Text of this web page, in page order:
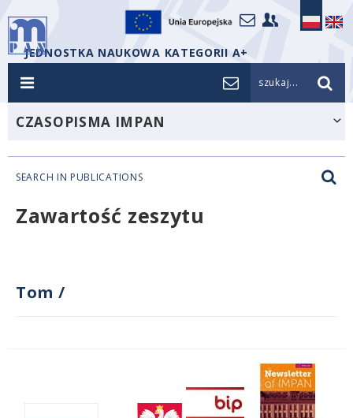
JEDNOSTKA NAUKOWA KATEGORII A+
szukaj...
CZASOPISMA IMPAN
SEARCH IN PUBLICATIONS
Zawartość zeszytu
Tom /